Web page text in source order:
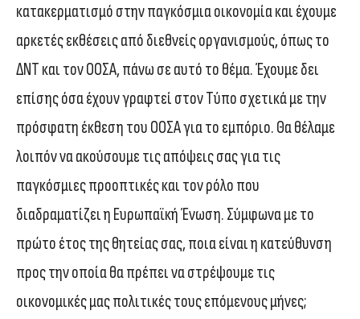
κατακερματισμό στην παγκόσμια οικονομία και έχουμε
αρκετές εκθέσεις από διεθνείς οργανισμούς, όπως το
ΔΝΤ και τον ΟΟΣΑ, πάνω σε αυτό το θέμα. Έχουμε δει
επίσης όσα έχουν γραφτεί στον Τύπο σχετικά με την
πρόσφατη έκθεση του ΟΟΣΑ για το εμπόριο. Θα θέλαμε
λοιπόν να ακούσουμε τις απόψεις σας για τις
παγκόσμιες προοπτικές και τον ρόλο που
διαδραματίζει η Ευρωπαϊκή Ένωση. Σύμφωνα με το
πρώτο έτος της θητείας σας, ποια είναι η κατεύθυνση
προς την οποία θα πρέπει να στρέψουμε τις
οικονομικές μας πολιτικές τους επόμενους μήνες;